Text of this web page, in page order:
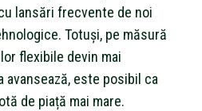
lansări frecvente de noi
Totuși, pe măsură
flexibile devin mai
avansează, este posibil ca
de piață mai mare.